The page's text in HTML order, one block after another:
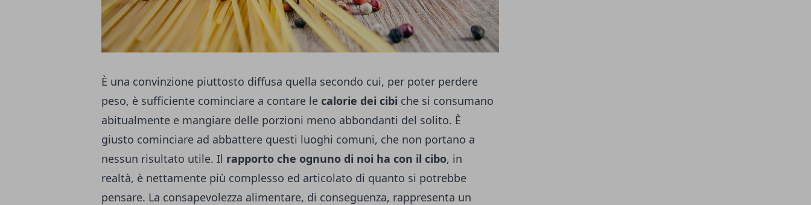
È una convinzione piuttosto diffusa quella secondo cui, per poter perdere
peso, è sufficiente cominciare a contare le calorie dei cibi che si consumano
abitualmente e mangiare delle porzioni meno abbondanti del solito. È
giusto cominciare ad abbattere questi luoghi comuni, che non portano a
nessun risultato utile. Il rapporto che ognuno di noi ha con il cibo, in
realtà, è nettamente più complesso ed articolato di quanto si potrebbe
pensare. La consapevolezza alimentare, di conseguenza, rappresenta un